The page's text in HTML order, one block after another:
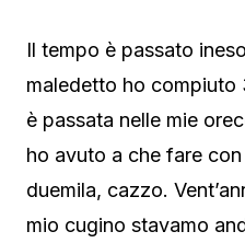
Il tempo è passato
maledetto ho compiuto
è passata nelle mie
ho avuto a che fare
duemila, cazzo.
mio cugino stavamo